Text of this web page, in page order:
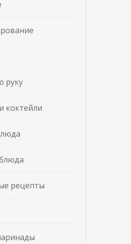
руку
коктейли
рецепты